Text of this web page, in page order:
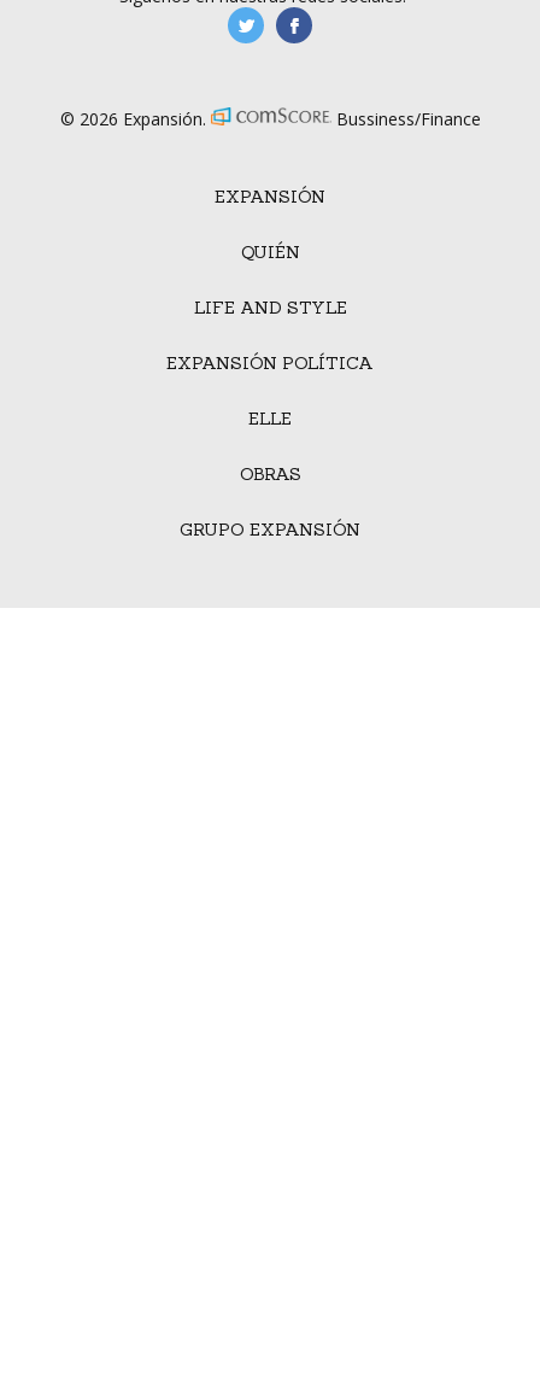
EXPANSIÓN
QUIÉN
LIFE AND STYLE
EXPANSIÓN POLÍTICA
ELLE
OBRAS
GRUPO EXPANSIÓN
manufacturaGE
© 2026 Expansión. Bussiness/Finance